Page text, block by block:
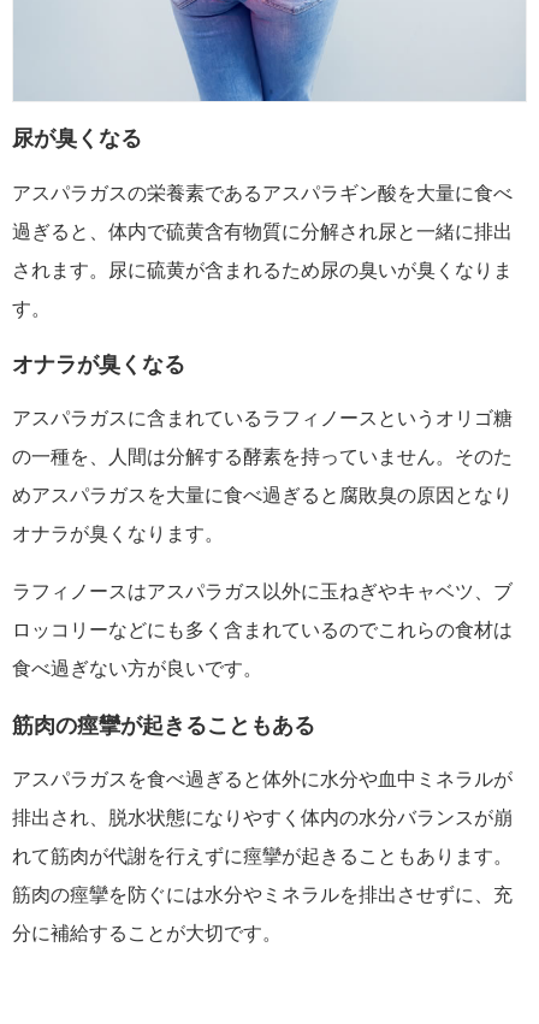
尿が臭くなる
アスパラガスの栄養素であるアスパラギン酸を大量に食べ
過ぎると、体内で硫黄含有物質に分解され尿と一緒に排出
されます。尿に硫黄が含まれるため尿の臭いが臭くなりま
す。
オナラが臭くなる
アスパラガスに含まれているラフィノースというオリゴ糖
の一種を、人間は分解する酵素を持っていません。そのた
めアスパラガスを大量に食べ過ぎると腐敗臭の原因となり
オナラが臭くなります。
ラフィノースはアスパラガス以外に玉ねぎやキャベツ、ブ
ロッコリーなどにも多く含まれているのでこれらの食材は
食べ過ぎない方が良いです。
筋肉の痙攣が起きることもある
アスパラガスを食べ過ぎると体外に水分や血中ミネラルが
排出され、脱水状態になりやすく体内の水分バランスが崩
れて筋肉が代謝を行えずに痙攣が起きることもあります。
筋肉の痙攣を防ぐには水分やミネラルを排出させずに、充
分に補給することが大切です。